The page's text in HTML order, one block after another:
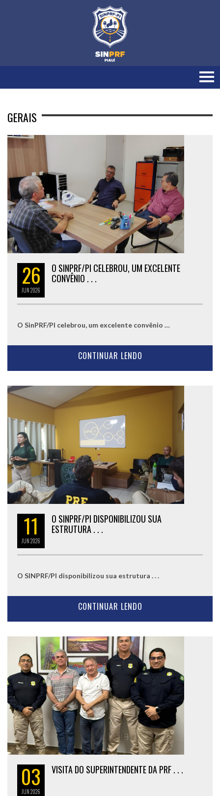
GERAIS
26
JUN2026
O SINPRF/PI CELEBROU, UM EXCELENTE
CONVÊNIO . . .
O SinPRF/PI celebrou, um excelente convênio …
CONTINUAR LENDO
11
JUN2026
O SINPRF/PI DISPONIBILIZOU SUA
ESTRUTURA . . .
O SINPRF/PI disponibilizou sua estrutura . . .
CONTINUAR LENDO
03
JUN2026
VISITA DO SUPERINTENDENTE DA PRF . . .